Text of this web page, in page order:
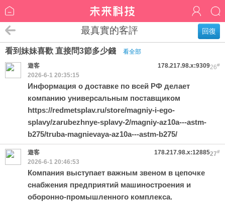
回復
最真實的客評
看到妹妹喜歡 直接問3節多少錢 看全部
26#
遊客
178.217.98.x:9309
2026-6-1 20:35:15
Информация о доставке по всей РФ делает
компанию универсальным поставщиком
https://redmetsplav.ru/store/magniy-i-ego-
splavy/zarubezhnye-splavy-2/magniy-az10a---astm-
b275/truba-magnievaya-az10a---astm-b275/
27#
遊客
178.217.98.x:12885
2026-6-1 20:46:53
Компания выступает важным звеном в цепочке
снабжения предприятий машиностроения и
оборонно-промышленного комплекса.